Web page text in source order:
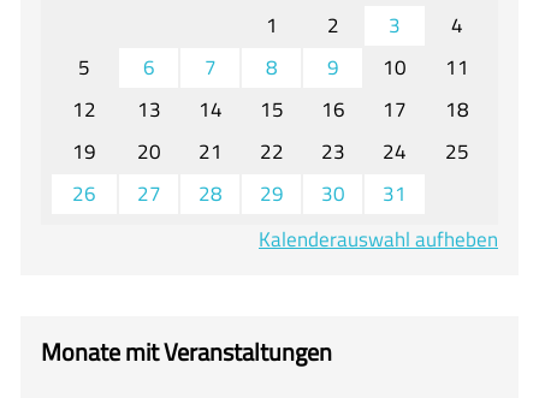
Veranstaltungen und Termine
Unser Unterricht - Fachcurricula
Unsere Konzepte
Downloads
Unter-, Mittel und Oberstufe
itslearning
1
2 3
4
5
6 7 8 9 10
11
12
13 14 15 16 17
18
19
20 21 22 23 24
25
26
27 28 29 30
31
Kalenderauswahl aufheben
Monate mit Veranstaltungen